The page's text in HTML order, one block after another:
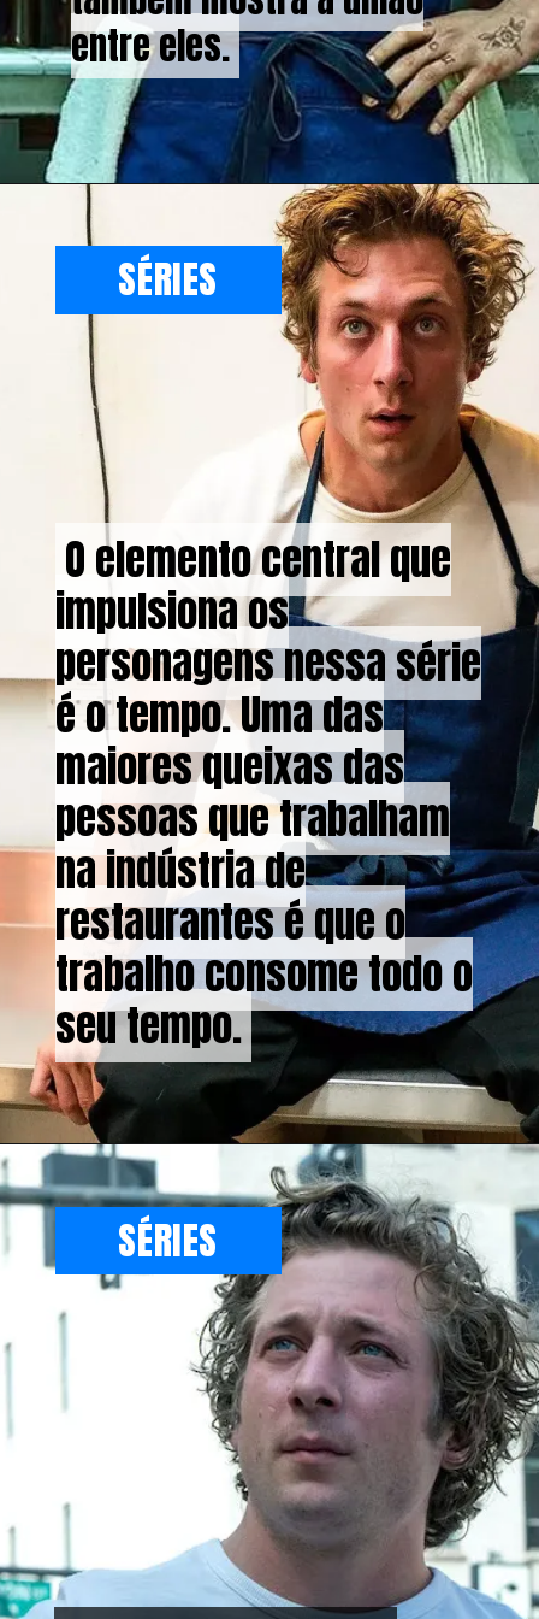
entre eles.
entre eles.
O elemento central que
impulsiona os
personagens nessa série
é o tempo. Uma das
maiores queixas das
pessoas que trabalham
na indústria de
restaurantes é que o
trabalho consome todo o
seu tempo.
O elemento central que
impulsiona os
personagens nessa série
é o tempo. Uma das
maiores queixas das
pessoas que trabalham
na indústria de
restaurantes é que o
trabalho consome todo o
seu tempo.
SÉRIES
SÉRIES